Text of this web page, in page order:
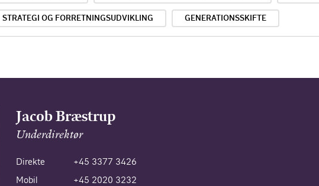
STRATEGI OG FORRETNINGSUDVIKLING GENERATIONSSKIFTE
Jacob Bræstrup
Underdirektør
Direkte
+45 3377 3426
Mobil
+45 2020 3232